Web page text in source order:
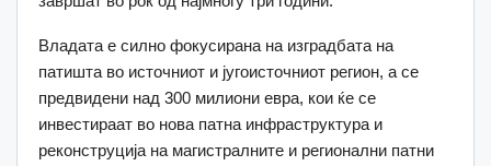
Владата е силно фокусирана на изградбата на
патишта во источниот и југоисточниот регион, а се
предвидени над 300 милиони евра, кои ќе се
инвестираат во нова патна инфраструктура и
реконструција на магистралните и регионални патни